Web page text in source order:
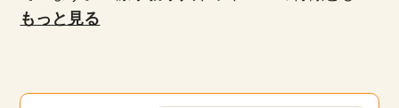
て、正社員、派遣社員、扶養内パート、時短勤務
介します。未経験者や無資格者、ブランクがある
もっと見る